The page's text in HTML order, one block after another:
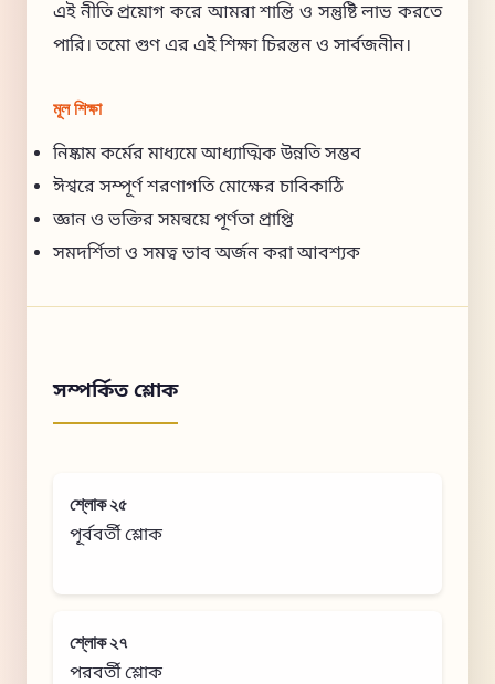
এই নীতি প্রয়োগ করে আমরা শান্তি ও সন্তুষ্টি লাভ করতে
পারি। তমো গুণ এর এই শিক্ষা চিরন্তন ও সার্বজনীন।
মূল শিক্ষা
নিষ্কাম কর্মের মাধ্যমে আধ্যাত্মিক উন্নতি সম্ভব
ঈশ্বরে সম্পূর্ণ শরণাগতি মোক্ষের চাবিকাঠি
জ্ঞান ও ভক্তির সমন্বয়ে পূর্ণতা প্রাপ্তি
সমদর্শিতা ও সমত্ব ভাব অর্জন করা আবশ্যক
সম্পর্কিত শ্লোক
শ্লোক ২৫
পূর্ববর্তী শ্লোক
শ্লোক ২৭
পরবর্তী শ্লোক